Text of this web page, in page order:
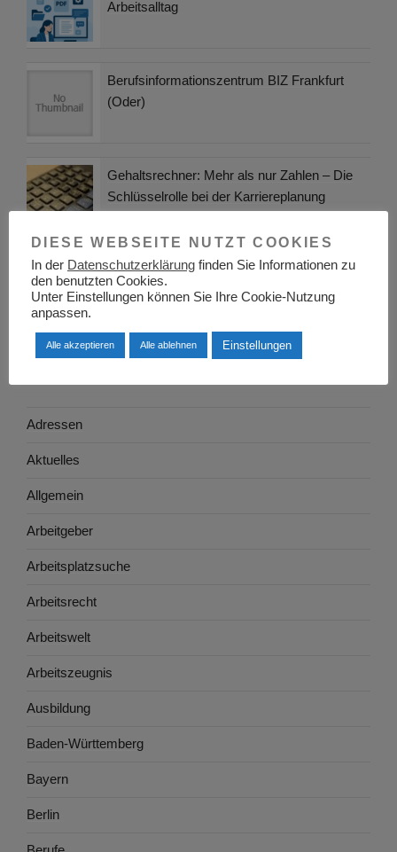
Arbeitsalltag
Berufsinformationszentrum BIZ Frankfurt
(Oder)
Gehaltsrechner: Mehr als nur Zahlen – Die
Schlüsselrolle bei der Karriereplanung
Gewerbeanmeldung für Bildungsdienstleister
und Trainer
Adressen
Aktuelles
Allgemein
Arbeitgeber
Arbeitsplatzsuche
Arbeitsrecht
Arbeitswelt
Arbeitszeugnis
Ausbildung
Baden-Württemberg
Bayern
Berlin
DIESE WEBSEITE NUTZT COOKIES
In der Datenschutzerklärung finden Sie Informationen zu
den benutzten Cookies.
Unter Einstellungen können Sie Ihre Cookie-Nutzung
anpassen.
Alle akzeptieren Alle ablehnen Einstellungen